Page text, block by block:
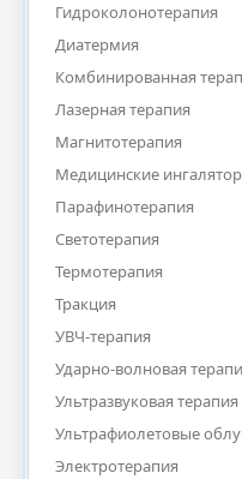
Гидроколонотерапия
Диатермия
Комбинированная
Лазерная терапия
Магнитотерапия
Медицинские
Парафинотерапия
Светотерапия
Термотерапия
Тракция
УВЧ-терапия
Ударно-волновая
Ультразвуковая терапия
Ультрафиолетовые
Электротерапия